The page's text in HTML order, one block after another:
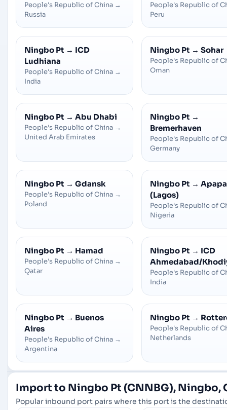
People's Republic of China →
Russia
People's Republic of
Peru
Ningbo Pt → ICD
Ludhiana
People's Republic of China →
India
Ningbo Pt → Sohar
People's Republic of
Oman
Ningbo Pt → Abu Dhabi
People's Republic of China →
United Arab Emirates
Ningbo Pt →
Bremerhaven
People's Republic of
Germany
Ningbo Pt → Gdansk
People's Republic of China →
Poland
Ningbo Pt → Apapa
(Lagos)
People's Republic of
Nigeria
Ningbo Pt → Hamad
People's Republic of China →
Qatar
Ningbo Pt → ICD
Ahmedabad/
People's Republic of
India
Ningbo Pt → Buenos
Aires
People's Republic of China →
Argentina
Ningbo Pt →
People's Republic of
Netherlands
Import to Ningbo Pt (CNNBG), Ningbo,
Popular inbound port pairs where this port is the